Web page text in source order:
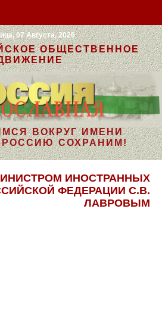
07 Августа, 2026
ОБЩЕСТВЕННОЕ
ВОКРУГ ИМЕНИ
РОССИЮ СОХРАНИМ!
ИНОСТРАННЫХ
ФЕДЕРАЦИИ С.В.
ЛАВРОВЫМ